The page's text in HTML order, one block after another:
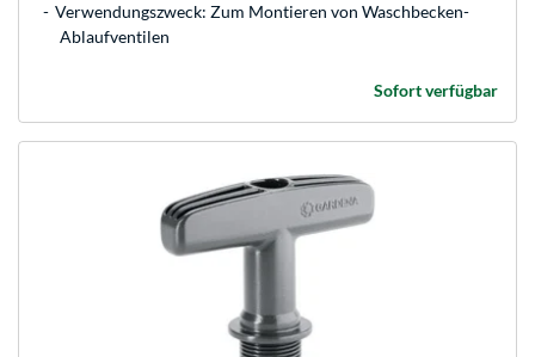
Verwendungszweck: Zum Montieren von Waschbecken-
Ablaufventilen
Sofort verfügbar